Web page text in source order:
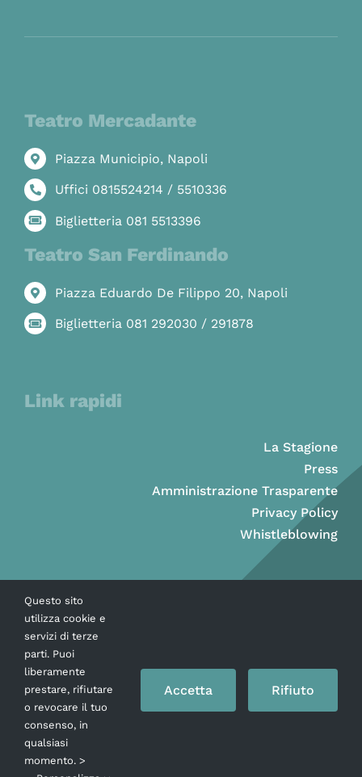
Teatro Mercadante
Piazza Municipio, Napoli
Uffici 0815524214 / 5510336
Biglietteria 081 5513396
Teatro San Ferdinando
Piazza Eduardo De Filippo 20, Napoli
Biglietteria 081 292030 / 291878
Link rapidi
La Stagione
Press
Amministrazione Trasparente
Privacy Policy
Whistleblowing
Copyright © Ass. Teatro Stabile della Città di Napoli 2026
Questo sito
utilizza cookie e
servizi di terze
parti. Puoi
liberamente
prestare, rifiutare
o revocare il tuo
consenso, in
qualsiasi
momento. >
Accetta Rifiuto